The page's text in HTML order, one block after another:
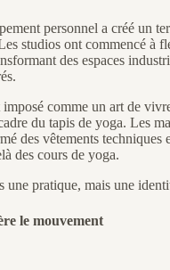
personnel a créé un
studios ont commencé à
des espaces
comme un art de
du tapis de yoga. Les
des vêtements techniques
des cours de yoga.
une pratique, mais une
le mouvement